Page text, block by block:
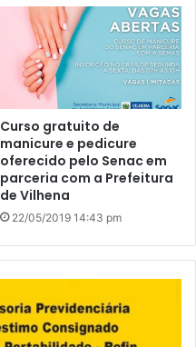
Curso gratuito de
manicure e pedicure
oferecido pelo Senac em
parceria com a Prefeitura
de Vilhena
22/05/2019 14:43 pm